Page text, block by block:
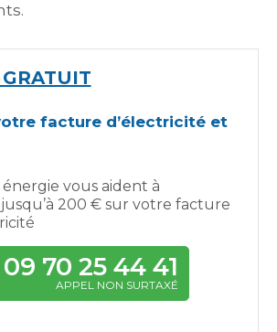
facture d’électricité et
vous aident à
200 € sur votre facture
09 70 25 44 41
APPEL NON SURTAXÉ